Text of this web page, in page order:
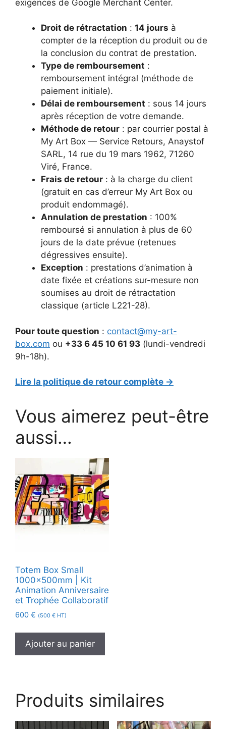
exigences de Google Merchant Center.
Droit de rétractation : 14 jours à
compter de la réception du produit ou de
la conclusion du contrat de prestation.
Type de remboursement :
remboursement intégral (méthode de
paiement initiale).
Délai de remboursement : sous 14 jours
après réception de votre demande.
Méthode de retour : par courrier postal à
My Art Box — Service Retours, Anaystof
SARL, 14 rue du 19 mars 1962, 71260
Viré, France.
Frais de retour : à la charge du client
(gratuit en cas d’erreur My Art Box ou
produit endommagé).
Annulation de prestation : 100%
remboursé si annulation à plus de 60
jours de la date prévue (retenues
dégressives ensuite).
Exception : prestations d’animation à
date fixée et créations sur-mesure non
soumises au droit de rétractation
classique (article L221-28).
Pour toute question : contact@my-art-
box.com ou +33 6 45 10 61 93 (lundi-vendredi
9h-18h).
Lire la politique de retour complète →
Vous aimerez peut-être
aussi…
Totem Box Small
1000x500mm | Kit
Animation Anniversaire
et Trophée Collaboratif
600 € (500 € HT)
Ajouter au panier
Produits similaires